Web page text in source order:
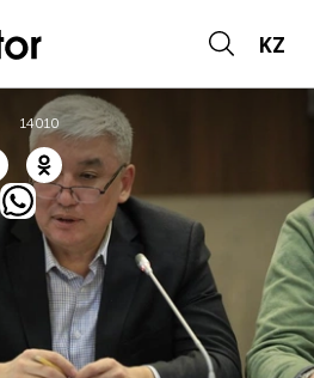
KZ
14010